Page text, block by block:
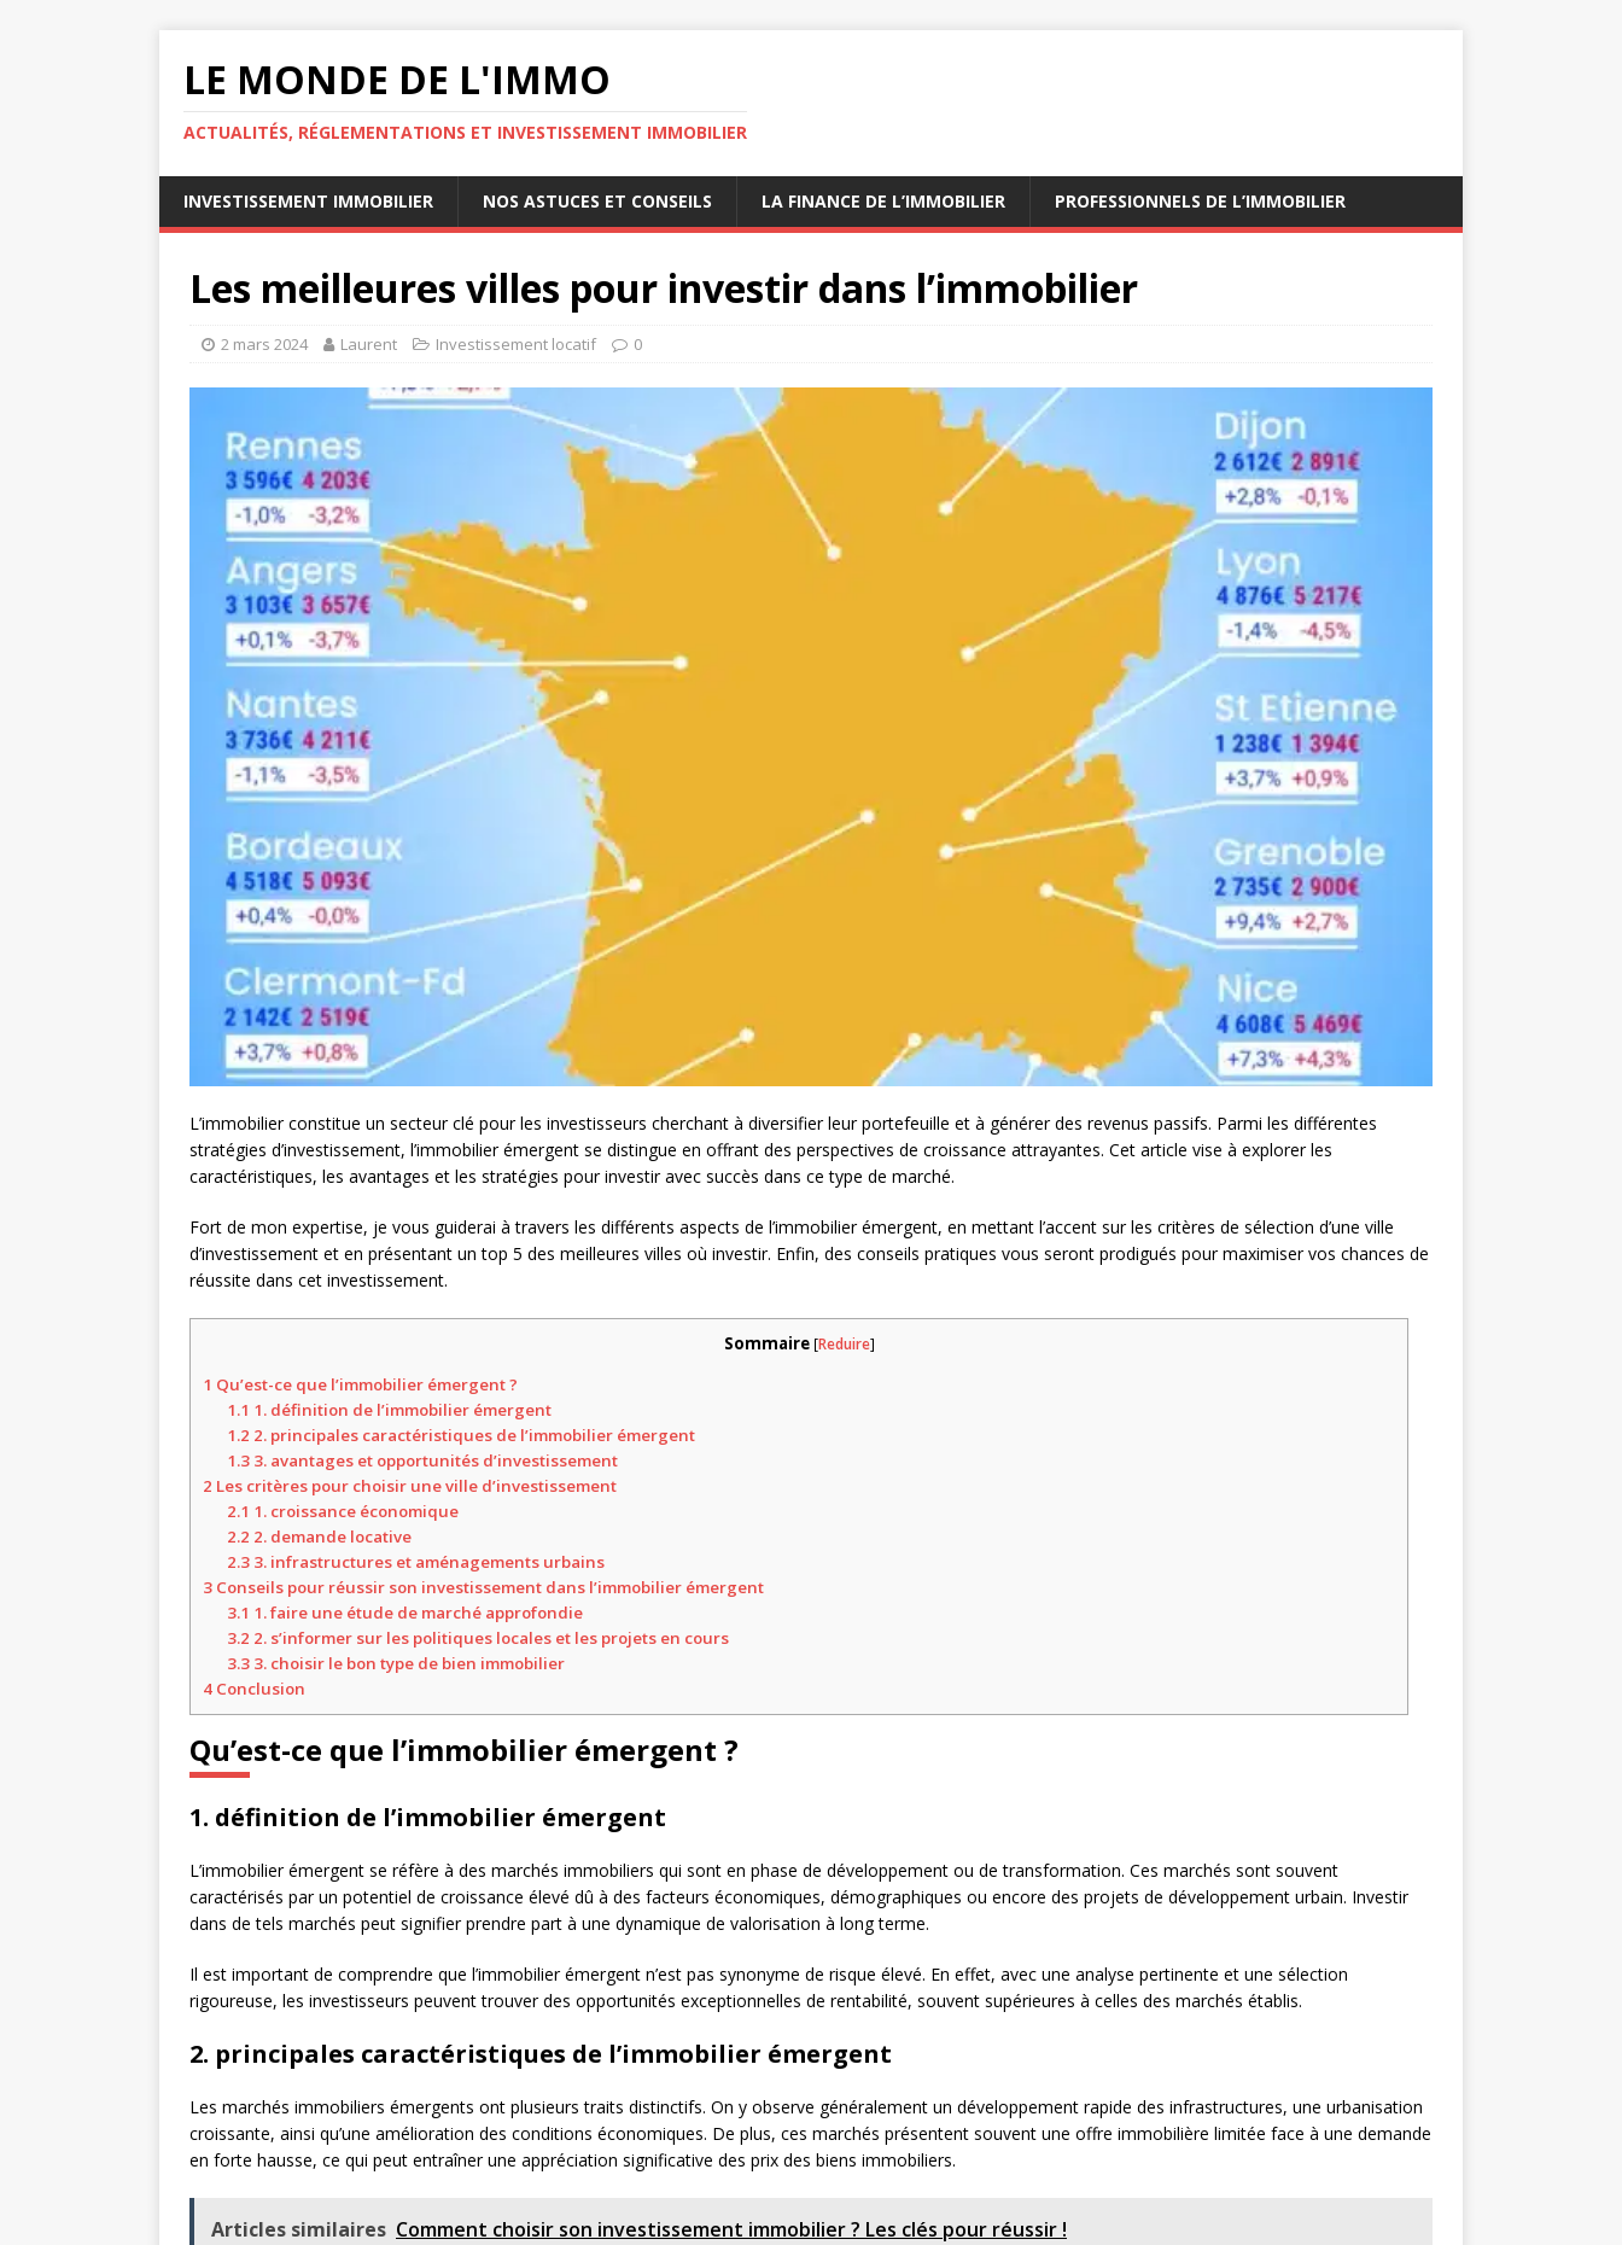
LE MONDE DE L'IMMO
ACTUALITÉS, RÉGLEMENTATIONS ET INVESTISSEMENT IMMOBILIER
INVESTISSEMENT IMMOBILIER NOS ASTUCES ET CONSEILS LA FINANCE DE L’IMMOBILIER PROFESSIONNELS DE L’IMMOBILIER
Les meilleures villes pour investir dans l’immobilier
2 mars 2024 Laurent Investissement locatif 0
L’immobilier constitue un secteur clé pour les investisseurs cherchant à diversifier leur portefeuille et à générer des revenus passifs. Parmi les différentes
stratégies d’investissement, l’immobilier émergent se distingue en offrant des perspectives de croissance attrayantes. Cet article vise à explorer les
caractéristiques, les avantages et les stratégies pour investir avec succès dans ce type de marché.
Fort de mon expertise, je vous guiderai à travers les différents aspects de l’immobilier émergent, en mettant l’accent sur les critères de sélection d’une ville
d’investissement et en présentant un top 5 des meilleures villes où investir. Enfin, des conseils pratiques vous seront prodigués pour maximiser vos chances de
réussite dans cet investissement.
Sommaire [Reduire]
1 Qu’est-ce que l’immobilier émergent ?
1.1 1. définition de l’immobilier émergent
1.2 2. principales caractéristiques de l’immobilier émergent
1.33. avantages et opportunités d’investissement
2 Les critères pour choisir une ville d’investissement
2.1 1. croissance économique
2.2 2. demande locative
2.33. infrastructures et aménagements urbains
3 Conseils pour réussir son investissement dans l’immobilier émergent
3.1 1. faire une étude de marché approfondie
3.2 2. s’informer sur les politiques locales et les projets en cours
3.33. choisir le bon type de bien immobilier
4 Conclusion
Qu’est-ce que l’immobilier émergent ?
1. définition de l’immobilier émergent
L’immobilier émergent se réfère à des marchés immobiliers qui sont en phase de développement ou de transformation. Ces marchés sont souvent
caractérisés par un potentiel de croissance élevé dû à des facteurs économiques, démographiques ou encore des projets de développement urbain. Investir
dans de tels marchés peut signifier prendre part à une dynamique de valorisation à long terme.
Il est important de comprendre que l’immobilier émergent n’est pas synonyme de risque élevé. En effet, avec une analyse pertinente et une sélection
rigoureuse, les investisseurs peuvent trouver des opportunités exceptionnelles de rentabilité, souvent supérieures à celles des marchés établis.
2. principales caractéristiques de l’immobilier émergent
Les marchés immobiliers émergents ont plusieurs traits distinctifs. On y observe généralement un développement rapide des infrastructures, une urbanisation
croissante, ainsi qu’une amélioration des conditions économiques. De plus, ces marchés présentent souvent une offre immobilière limitée face à une demande
en forte hausse, ce qui peut entraîner une appréciation significative des prix des biens immobiliers.
Articles similaires Comment choisir son investissement immobilier ? Les clés pour réussir !